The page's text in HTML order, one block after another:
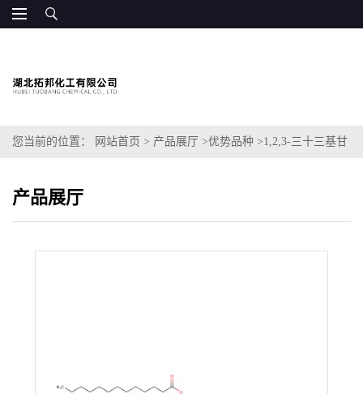
您当前的位置： 网站首页 > 产品展厅 >优势品种 >1,2,3-三十三基甘
产品展厅